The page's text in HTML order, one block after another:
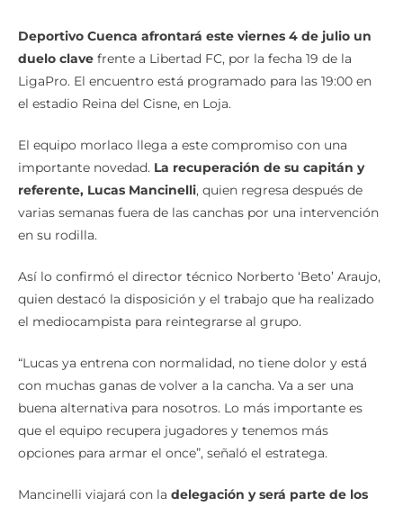
Deportivo Cuenca afrontará este viernes 4 de julio un
duelo clave frente a Libertad FC, por la fecha 19 de la
LigaPro. El encuentro está programado para las 19:00 en
el estadio Reina del Cisne, en Loja.
El equipo morlaco llega a este compromiso con una
importante novedad. La recuperación de su capitán y
referente, Lucas Mancinelli, quien regresa después de
varias semanas fuera de las canchas por una intervención
en su rodilla.
Así lo confirmó el director técnico Norberto ‘Beto’ Araujo,
quien destacó la disposición y el trabajo que ha realizado
el mediocampista para reintegrarse al grupo.
“Lucas ya entrena con normalidad, no tiene dolor y está
con muchas ganas de volver a la cancha. Va a ser una
buena alternativa para nosotros. Lo más importante es
que el equipo recupera jugadores y tenemos más
opciones para armar el once”, señaló el estratega.
Mancinelli viajará con la delegación y será parte de los